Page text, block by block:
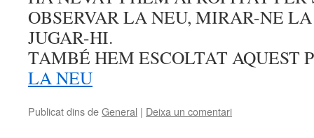
OBSERVAR LA NEU, MIRAR-NE
JUGAR-HI.
TAMBÉ HEM ESCOLTAT AQUEST
LA NEU
Publicat dins deGeneral | Deixa un comentari